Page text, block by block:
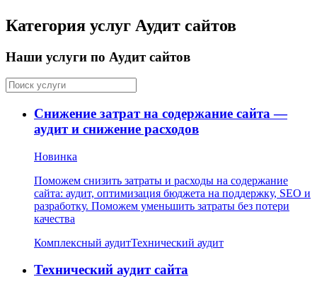
Категория услуг Аудит сайтов
Наши услуги по Аудит сайтов
Снижение затрат на содержание сайта —
аудит и снижение расходов
Новинка
Поможем снизить затраты и расходы на содержание
сайта: аудит, оптимизация бюджета на поддержку, SEO и
разработку. Поможем уменьшить затраты без потери
качества
Комплексный аудитТехнический аудит
Технический аудит сайта